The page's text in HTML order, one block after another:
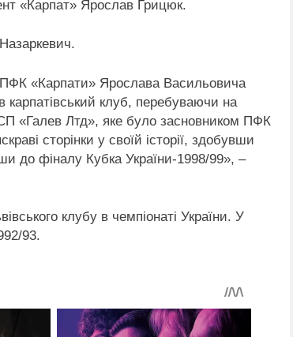
«Карпат» Ярослав Грицюк.
«Карпати» Ярослава Васильовича
клуб, перебуваючи на
СП «Галев Лтд», яке було засновником ПФК
сторінки у своїй історії, здобувши
до фіналу Кубка України-1998/99», –
клубу в чемпіонаті України. У
93.